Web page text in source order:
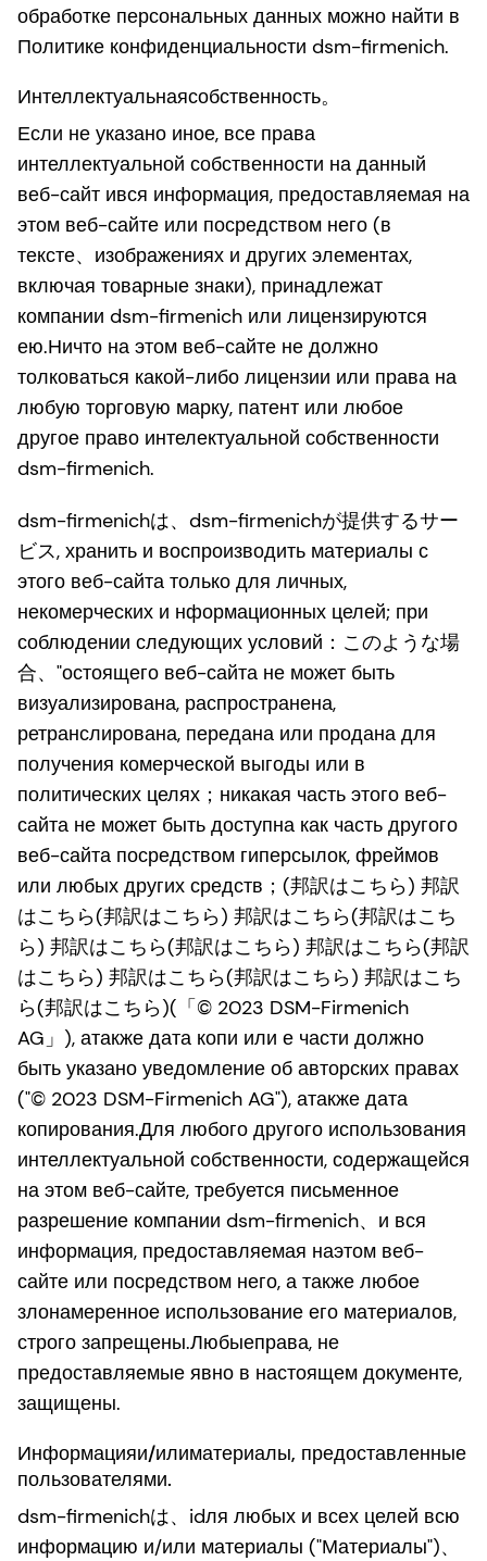
обработке персональных данных можно найти в
Политике конфиденциальности dsm-firmenich.
Интеллектуальнаясобственность。
Если не указано иное, все права
интеллектуальной собственности на данный
веб-сайт ився информация, предоставляемая на
этом веб-сайте или посредством него (в
тексте、изображениях и других элементах,
включая товарные знаки), принадлежат
компании dsm-firmenich или лицензируются
ею.Ничто на этом веб-сайте не должно
толковаться какой-либо лицензии или права на
любую торговую марку, патент или любое
другое право интелектуальной собственности
dsm-firmenich.
dsm-firmenichは、dsm-firmenichが提供するサー
ビス, хранить и воспроизводить материалы с
этого веб-сайта только для личных,
некомерческих и нформационных целей; при
соблюдении следующих условий：このような場
合、"остоящего веб-сайта не может быть
визуализирована, распространена,
ретранслирована, передана или продана для
получения комерческой выгоды или в
политических целях；никакая часть этого веб-
сайта не может быть доступна как часть другого
веб-сайта посредством гиперсылок, фреймов
или любых других средств；(邦訳はこちら) 邦訳
はこちら(邦訳はこちら) 邦訳はこちら(邦訳はこち
ら) 邦訳はこちら(邦訳はこちら) 邦訳はこちら(邦訳
はこちら) 邦訳はこちら(邦訳はこちら) 邦訳はこち
ら(邦訳はこちら)(「© 2023 DSM-Firmenich
AG」), атакже дата копи или е части должно
быть указано уведомление об авторских правах
("© 2023 DSM-Firmenich AG"), атакже дата
копирования.Для любого другого использования
интеллектуальной собственности, содержащейся
на этом веб-сайте, требуется письменное
разрешение компании dsm-firmenich、и вся
информация, предоставляемая наэтом веб-
сайте или посредством него, а также любое
злонамеренное использование его материалов,
строго запрещены.Любыеправа, не
предоставляемые явно в настоящем документе,
защищены.
Информацияи/илиматериалы, предоставленные
пользователями.
dsm-firmenichは、idля любых и всех целей всю
информацию и/или материалы ("Материалы")、